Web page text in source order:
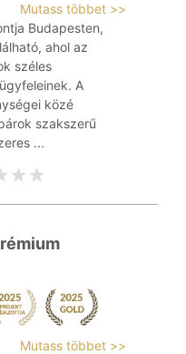
Mutass többet >>
Budapesten,
ahol az
széles
A
közé
szakszerű
...
Mutass többet >>